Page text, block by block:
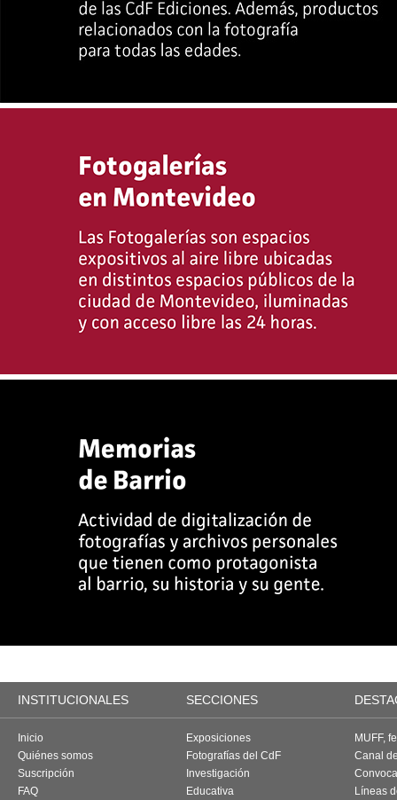
INSTITUCIONALES SECCIONES
Inicio
Quiénes somos
Suscripción
FAQ
Exposiciones
Fotografías del CdF
Investigación
Educativa
MUFF,
Canal
Líneas